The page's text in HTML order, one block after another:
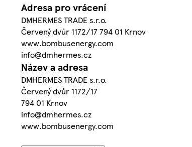
Adresa pro vrácení
DMHERMES TRADE s.r.o.
Červený dvůr 1172/17 794 01 Krnov
www.bombusenergy.com
info@dmhermes.cz
Název a adresa
DMHERMES TRADE s.r.o.
Červený dvůr 1172/17
794 01 Krnov
info@dmhermes.cz
www.bombusenergy.com